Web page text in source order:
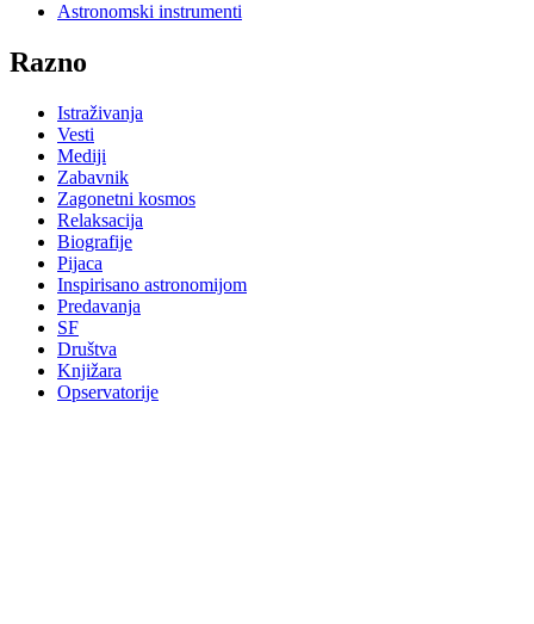
Astronomski instrumenti
Razno
Istraživanja
Vesti
Mediji
Zabavnik
Zagonetni kosmos
Relaksacija
Biografije
Pijaca
Inspirisano astronomijom
Predavanja
SF
Društva
Knjižara
Opservatorije